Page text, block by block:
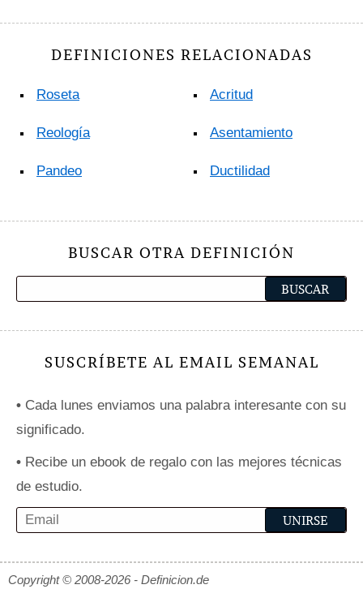
DEFINICIONES RELACIONADAS
Roseta
Reología
Pandeo
Acritud
Asentamiento
Ductilidad
BUSCAR OTRA DEFINICIÓN
SUSCRÍBETE AL EMAIL SEMANAL
• Cada lunes enviamos una palabra interesante con su
significado.
• Recibe un ebook de regalo con las mejores técnicas
de estudio.
Copyright © 2008-2026 - Definicion.de